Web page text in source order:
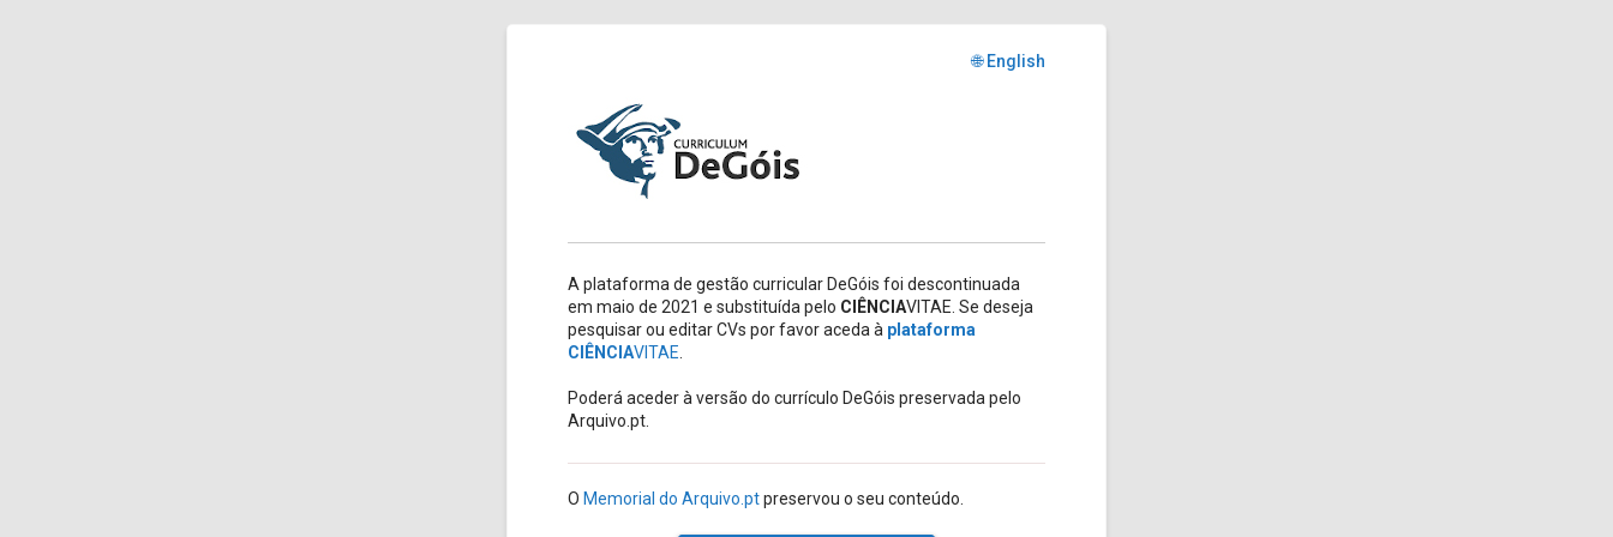
🌐 English
A plataforma de gestão curricular DeGóis foi descontinuada
em maio de 2021 e substituída pelo CIÊNCIAVITAE. Se deseja
pesquisar ou editar CVs por favor aceda à plataforma
CIÊNCIAVITAE
Poderá aceder à versão do currículo DeGóis preservada pelo
Arquivo.pt.
O Memorial do Arquivo.ptpreservou o seu conteúdo.